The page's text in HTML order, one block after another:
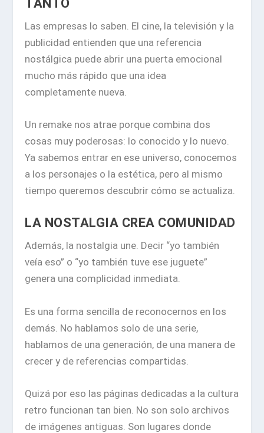
TANTO
Las empresas lo saben. El cine, la televisión y la
publicidad entienden que una referencia
nostálgica puede abrir una puerta emocional
mucho más rápido que una idea
completamente nueva.
Un remake nos atrae porque combina dos
cosas muy poderosas: lo conocido y lo nuevo.
Ya sabemos entrar en ese universo, conocemos
a los personajes o la estética, pero al mismo
tiempo queremos descubrir cómo se actualiza.
LA NOSTALGIA CREA COMUNIDAD
Además, la nostalgia une. Decir “yo también
veía eso” o “yo también tuve ese juguete”
genera una complicidad inmediata.
Es una forma sencilla de reconocernos en los
demás. No hablamos solo de una serie,
hablamos de una generación, de una manera de
crecer y de referencias compartidas.
Quizá por eso las páginas dedicadas a la cultura
retro funcionan tan bien. No son solo archivos
de imágenes antiguas. Son lugares donde